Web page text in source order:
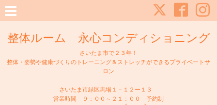
整体ルーム 永心コンディショニング
さいたま市で２３年！
整体・姿勢や健康づくりのトレーニング＆ストレッチができるプライベートサ
ロン
さいたま市緑区馬場１－１２ー１３
営業時間 ９：００～２１：００ 予約制